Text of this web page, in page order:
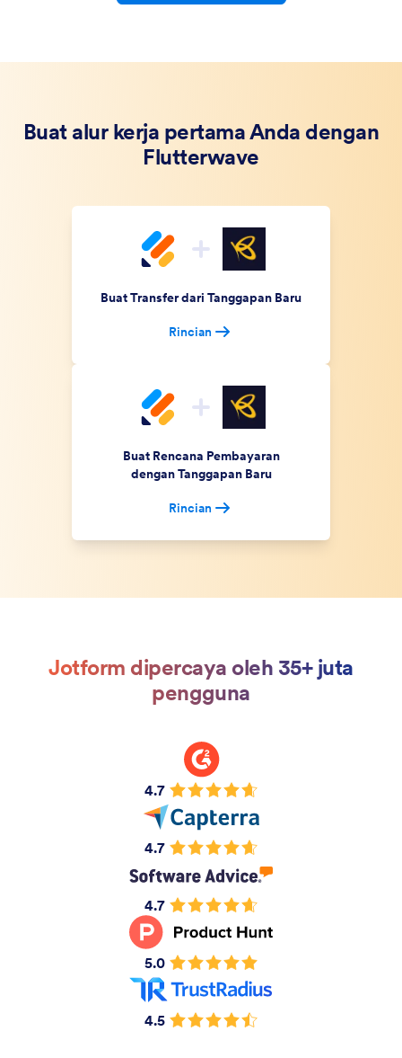
Buat alur kerja pertama Anda dengan
Flutterwave
Buat Transfer dari Tanggapan Baru
Rincian
Buat Rencana Pembayaran
dengan Tanggapan Baru
Rincian
Jotform dipercaya oleh 35+ juta
pengguna
4.7
4.7
4.7
5.0
4.5